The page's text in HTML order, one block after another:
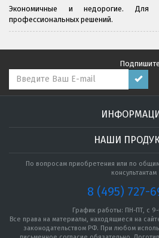
Экономичные и недорогие. Для
профессиональных решений.
НАШИ
По вопросам приобретения или по
консультантам
8 (495) 727-
График работы: ПН-ПТ, с
Все права на материалы, находящиеся на
законодательством РФ. При любом